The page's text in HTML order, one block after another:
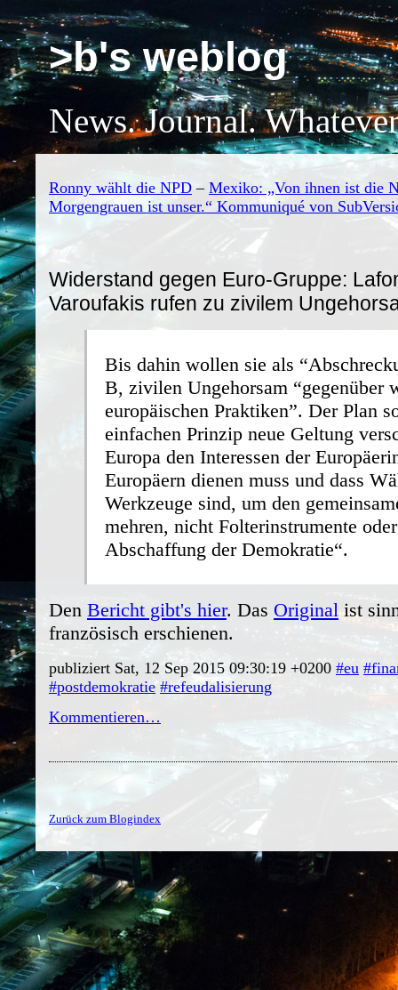
>b's weblog
News. Journal.
Ronny wählt die NPD – Mexiko: „Von ihnen ist die
Morgengrauen ist unser.“ Kommuniqué von
Widerstand gegen Euro-Gruppe:
Varoufakis rufen zu zivilem
Bis dahin wollen sie als
B, zivilen Ungehorsam “gegenüber
europäischen Praktiken”. Der Plan
einfachen Prinzip neue Geltung
Europa den Interessen der
Europäern dienen muss und dass
Werkzeuge sind, um den
mehren, nicht Folterinstrumente
Abschaffung der Demokratie“.
Den Bericht gibt's hier. Das Originalist
französisch erschienen.
publiziert Sat, 12 Sep 2015 09:30:19 +0200 #eu
#postdemokratie #refeudalisierung
Kommentieren…
Zurück zum Blogindex